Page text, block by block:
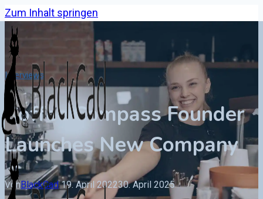
Zum Inhalt springen
Interviews
Coffee Compass Founder
Launches New Company
VonBlackCad 19. April 202230. April 2025